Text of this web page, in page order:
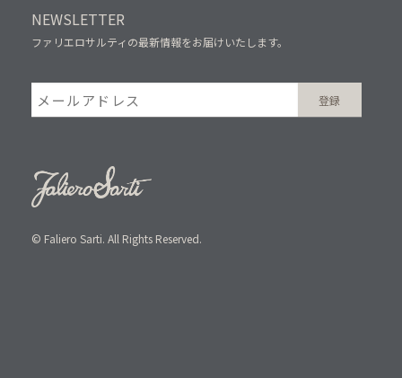
NEWSLETTER
ファリエロサルティの最新情報をお届けいたします。
© Faliero Sarti. All Rights Reserved.